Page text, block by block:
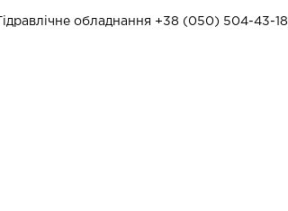
Гідравлічне обладнання +38 (050) 504-43-18